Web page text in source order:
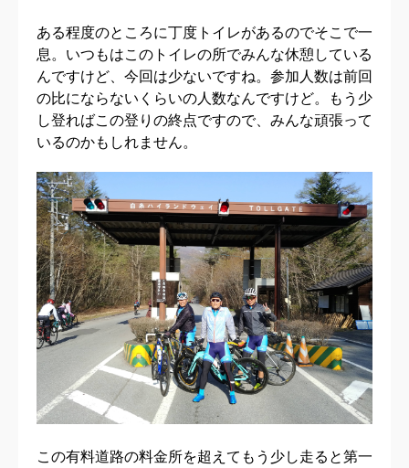
ある程度のところに丁度トイレがあるのでそこで一
息。いつもはこのトイレの所でみんな休憩している
んですけど、今回は少ないですね。参加人数は前回
の比にならないくらいの人数なんですけど。もう少
し登ればこの登りの終点ですので、みんな頑張って
いるのかもしれません。
この有料道路の料金所を超えてもう少し走ると第一